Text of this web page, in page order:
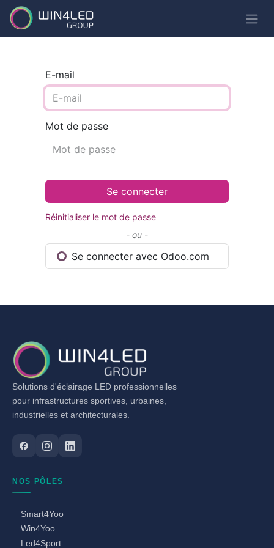
E-mail
Mot de passe
Se connecter
Réinitialiser le mot de passe
- ou -
Se connecter avec Odoo.com
Solutions d'éclairage LED professionnelles
pour infrastructures sportives, urbaines,
industrielles et architecturales.
NOS PÔLES
Smart4Yoo
Win4Yoo
Led4Sport